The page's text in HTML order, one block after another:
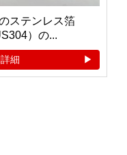
ステンレス箔
）の...
細